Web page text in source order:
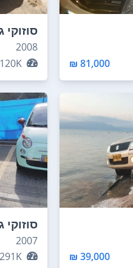
81,000 ₪
סוזוקי
2008
120K
39,000 ₪
סוזוקי
2007
291K